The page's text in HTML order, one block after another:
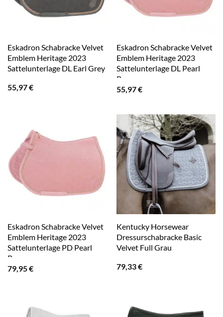
Eskadron Schabracke Velvet
Emblem Heritage 2023
Sattelunterlage DL Earl Grey
55,97€
Eskadron Schabracke Velvet
Emblem Heritage 2023
Sattelunterlage DL Pearl
Rose
55,97€
Eskadron Schabracke Velvet
Emblem Heritage 2023
Sattelunterlage PD Pearl
Rose
79,95€
Kentucky Horsewear
Dressurschabracke Basic
Velvet Full Grau
79,33€